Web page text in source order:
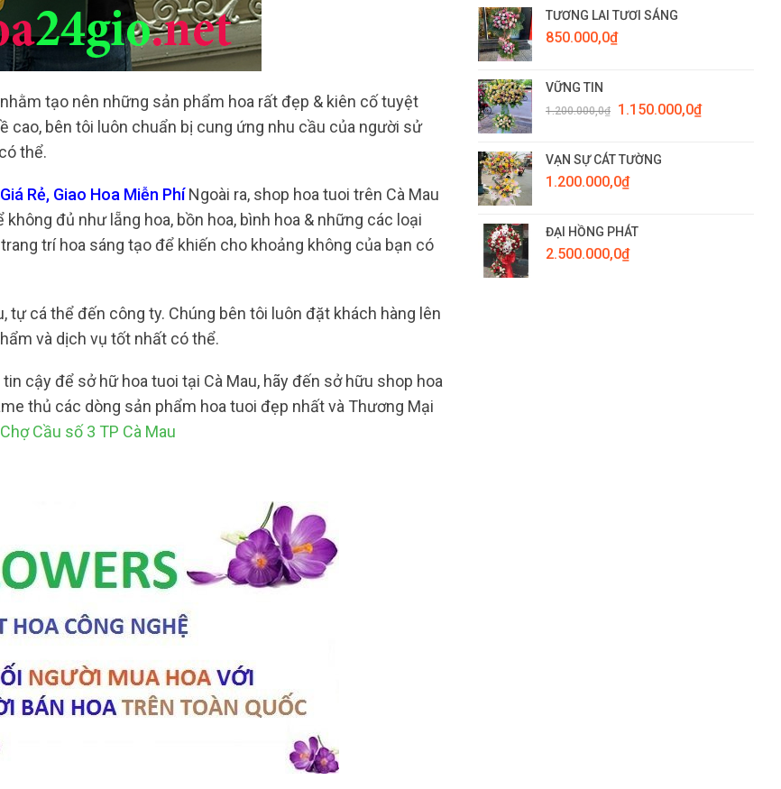
tạo nên những sản phẩm hoa rất đẹp & kiên cố tuyệt
cao, bên tôi luôn chuẩn bị cung ứng nhu cầu của người sử
thể.
Rẻ, Giao Hoa Miễn PhíNgoài ra, shop hoa tuoi trên Cà Mau
đủ như lẵng hoa, bồn hoa, bình hoa & những các loại
trí hoa sáng tạo để khiến cho khoảng không của bạn có
cá thể đến công ty. Chúng bên tôi luôn đặt khách hàng lên
và dịch vụ tốt nhất có thể.
cậy để sở hữ hoa tuoi tại Cà Mau, hãy đến sở hữu shop hoa
thủ các dòng sản phẩm hoa tuoi đẹp nhất và Thương Mại
Cầu số 3 TP Cà Mau
TƯƠNG LAI TƯƠI SÁNG
850.000,0₫
VỮNG TIN
1.200.000,0₫
Giá
1.200.000,0₫.
1.150.000,0₫Giá
VẠN SỰ CÁT TƯỜNG
1.200.000,0₫
ĐẠI HỒNG PHÁT
2.500.000,0₫